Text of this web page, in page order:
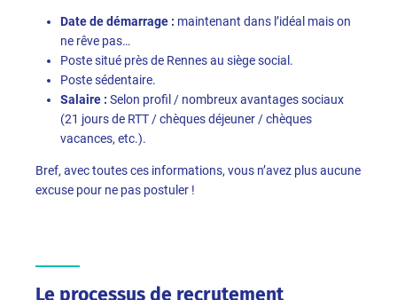
Date de démarrage : maintenant dans l’idéal mais on
ne rêve pas…
Poste situé près de Rennes au siège social.
Poste sédentaire.
Salaire : Selon profil / nombreux avantages sociaux
(21 jours de RTT / chèques déjeuner / chèques
vacances, etc.).
Bref, avec toutes ces informations, vous n’avez plus aucune
excuse pour ne pas postuler !
Le processus de recrutement